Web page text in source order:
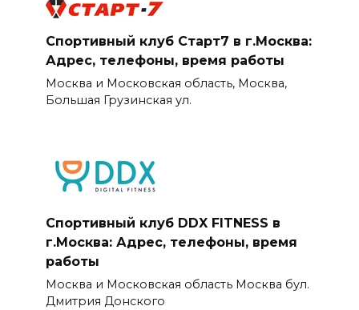
Спортивный клуб Старт7 в г.Москва:
Адрес, телефоны, время работы
Москва и Московская область, Москва,
Большая Грузинская ул.
Спортивный клуб DDX FITNESS в
г.Москва: Адрес, телефоны, время
работы
Москва и Московская область Москва бул.
Дмитрия Донского